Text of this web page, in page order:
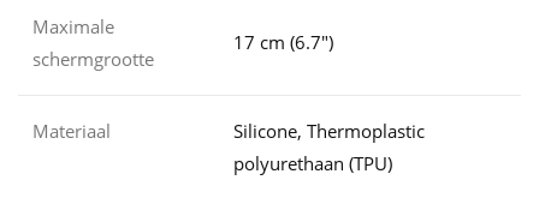
Maximale
schermgrootte
17 cm (6.7")
Materiaal
Silicone, Thermoplastic
polyurethaan (TPU)